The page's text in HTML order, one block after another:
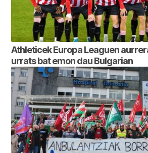
Athleticek Europa Leaguen
urrats bat emon dau Bulgarian